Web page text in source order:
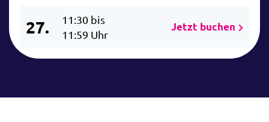
27.
11:30 bis
11:59 Uhr
Jetzt buchen